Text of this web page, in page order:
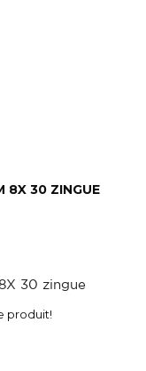
8X 30 ZINGUE
30 zingue
produit!